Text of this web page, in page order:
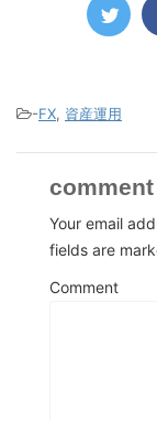
-FX, 資産運用
comment
Your email
fields are
Comment